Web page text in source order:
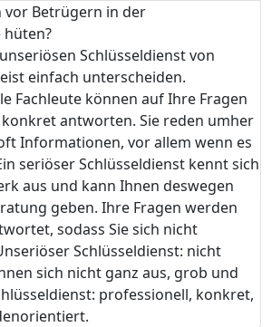
vor Betrügern in der
hüten?
Schlüsseldienst von
einfach unterscheiden.
Fachleute können auf Ihre Fragen
antworten. Sie reden umher
Informationen, vor allem wenn es
seriöser Schlüsseldienst kennt sich
aus und kann Ihnen deswegen
geben. Ihre Fragen werden
sodass Sie sich nicht
Schlüsseldienst: nicht
sich nicht ganz aus, grob und
professionell, konkret,